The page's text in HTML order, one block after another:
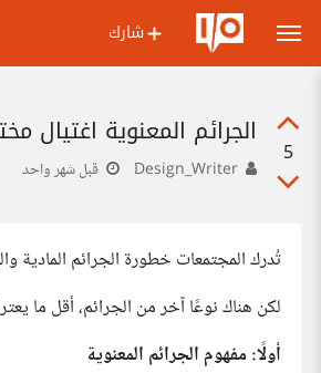
شارك
5
الجرائم المعنوية اغتيال
قبل شهر واحد
تُدرك المجتمعات خطورة الجرائم المادية
لكن هناك نوعًا آخر من الجرائم، أقل ما
أولًا: مفهوم الجرائم المعنوية